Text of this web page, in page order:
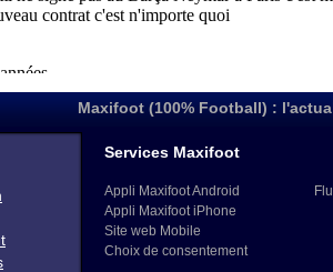
Maxifoot (100% Football) :
Services Maxifoot
Appli Maxifoot Android
Appli Maxifoot iPhone
Site web Mobile
Choix de consentement